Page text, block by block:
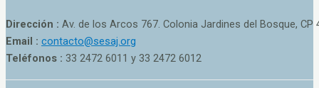
Dirección : Av. de los Arcos 767. Colonia Jardines del Bosque, CP
Email : contacto@sesaj.org
Teléfonos : 33 2472 6011 y 33 2472 6012